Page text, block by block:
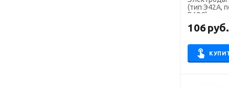
(тип Э42А,
БАРС), для
106руб.